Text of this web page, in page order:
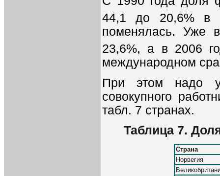
44,1 до 20,6% в
поменялась. Уже
23,6%, а в 2006
международном
При этом надо
совокупного
табл. 7 странах.
Таблица 7.
Страна
Норвегия